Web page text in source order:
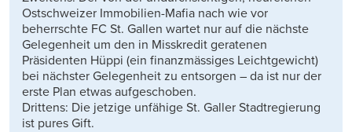
Ostschweizer Immobilien-Mafia nach wie vor
beherrschte FC St. Gallen wartet nur auf die nächste
Gelegenheit um den in Misskredit geratenen
Präsidenten Hüppi (ein finanzmässiges Leichtgewicht)
bei nächster Gelegenheit zu entsorgen – da ist nur der
erste Plan etwas aufgeschoben.
Drittens: Die jetzige unfähige St. Galler Stadtregierung
ist pures Gift.